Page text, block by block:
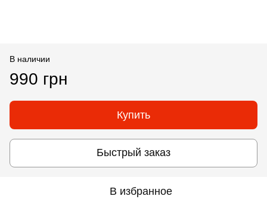
В наличии
990 грн
Купить
Быстрый заказ
В избранное